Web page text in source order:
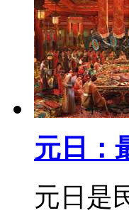
元日：
元日是